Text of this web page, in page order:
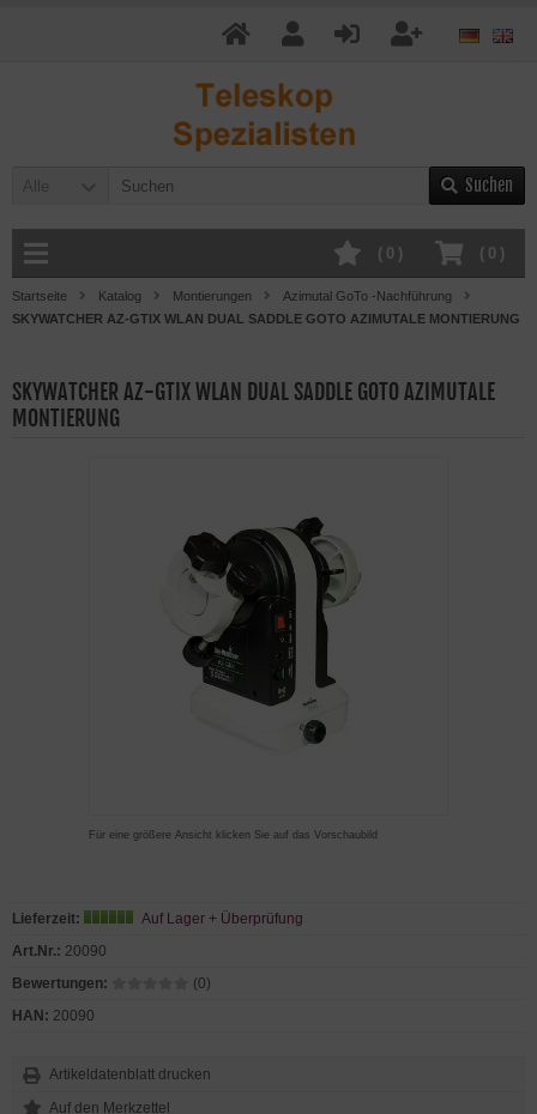
Alle Suchen
( 0 )
( 0 )
Startseite Katalog Montierungen
Azimutal GoTo -Nachführung
SKYWATCHER AZ-GTIX WLAN DUAL SADDLE GOTO AZIMUTALE MONTIERUNG
SKYWATCHER AZ-GTIX WLAN DUAL SADDLE GOTO AZIMUTALE
MONTIERUNG
Für eine größere Ansicht klicken Sie auf das Vorschaubild
Lieferzeit:
Auf Lager + Überprüfung
Art.Nr.: 20090
Bewertungen:
(0)
HAN: 20090
Artikeldatenblatt drucken